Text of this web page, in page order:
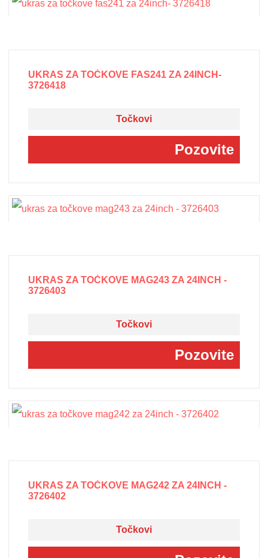
UKRAS ZA TOČKOVE FAS241 ZA 24INCH-
3726418
Točkovi
Pozovite
UKRAS ZA TOČKOVE MAG243 ZA 24INCH -
3726403
Točkovi
Pozovite
UKRAS ZA TOČKOVE MAG242 ZA 24INCH -
3726402
Točkovi